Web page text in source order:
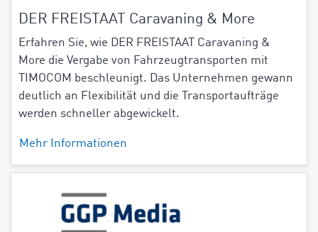
DER FREISTAAT Caravaning & More
Erfahren Sie, wie DER FREISTAAT Caravaning &
More die Vergabe von Fahrzeugtransporten mit
TIMOCOM beschleunigt. Das Unternehmen gewann
deutlich an Flexibilität und die Transportaufträge
werden schneller abgewickelt.
Mehr Informationen